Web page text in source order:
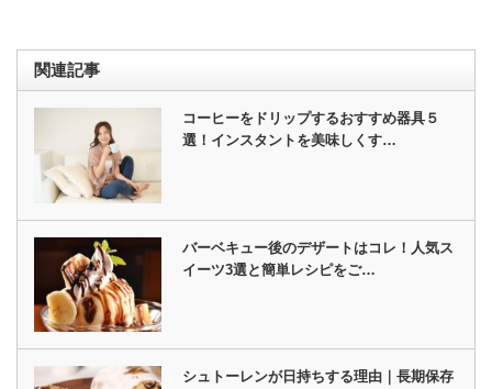
関連記事
コーヒーをドリップするおすすめ器具５
選！インスタントを美味しくす…
バーベキュー後のデザートはコレ！人気ス
イーツ3選と簡単レシピをご…
シュトーレンが日持ちする理由｜長期保存